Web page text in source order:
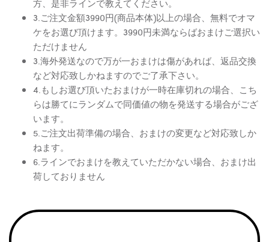
方、是非ラインで教えてください。
3.ご注文金額3990円(商品本体)以上の場合、無料でオマ
ケをお選び頂けます。3990円未満ならばおまけご選択い
ただけません
3.海外発送なので万が一おまけは傷があれば、返品交換
など対応致しかねますのでご了承下さい。
4.もしお選び頂いたおまけが一時在庫切れの場合、こち
らは勝てにランダムで同価値の物を発送する場合がござ
います。
5.ご注文出荷準備の場合、おまけの変更など対応致しか
ねます。
6.ラインでおまけを教えていただかない場合、おまけ出
荷しておりません